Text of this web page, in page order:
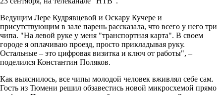
Ведущим Лере Кудрявцевой и Оскару Кучере и
присутствующим в зале парень рассказала, что всего у него три
чипа. "На левой руке у меня "транспортная карта". В своем
городе я оплачиваю проезд, просто прикладывая руку.
Остальные – это цифровая визитка и ключ от работы", –
поделился Константин Поляков.
Как выяснилось, все чипы молодой человек вживлял себе сам.
Гость из Тюмени решил обзавестись новой микросхемой прямо